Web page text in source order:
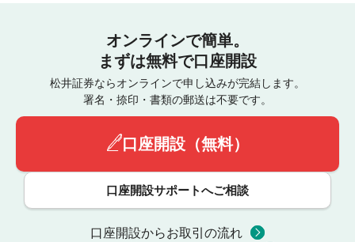
オンラインで簡単。
まずは無料で口座開設
松井証券ならオンラインで申し込みが完結します。
署名・捺印・書類の郵送は不要です。
口座開設（無料）
口座開設サポートへご相談
口座開設からお取引の流れ